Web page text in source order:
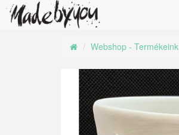
Webshop - Termékeink